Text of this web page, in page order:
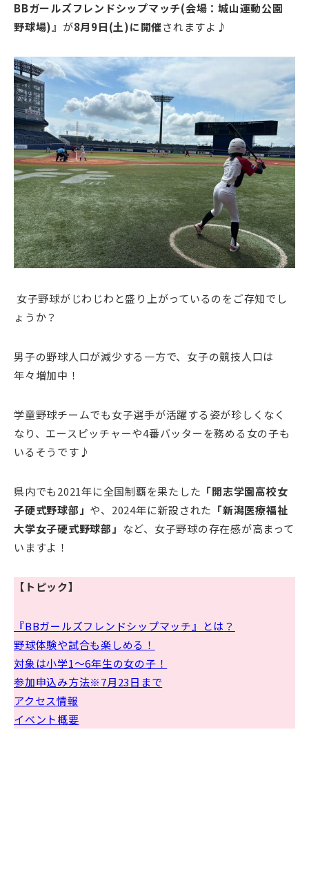
BBガールズフレンドシップマッチ(会場：城山運動公園
野球場)』 が8月9日(土)に開催されますよ♪
女子野球がじわじわと盛り上がっているのをご存知でし
ょうか？
男子の野球人口が減少する一方で、女子の競技人口は
年々増加中！
学童野球チームでも女子選手が活躍する姿が珍しくなく
なり、エースピッチャーや4番バッターを務める女の子も
いるそうです♪
県内でも2021年に全国制覇を果たした 「開志学園高校女
子硬式野球部」 や、2024年に新設された 「新潟医療福祉
大学女子硬式野球部」 など、女子野球の存在感が高まって
いますよ！
【トピック】
『BBガールズフレンドシップマッチ』とは？
野球体験や試合も楽しめる！
対象は小学1～6年生の女の子！
参加申込み方法※7月23日まで
アクセス情報
イベント概要